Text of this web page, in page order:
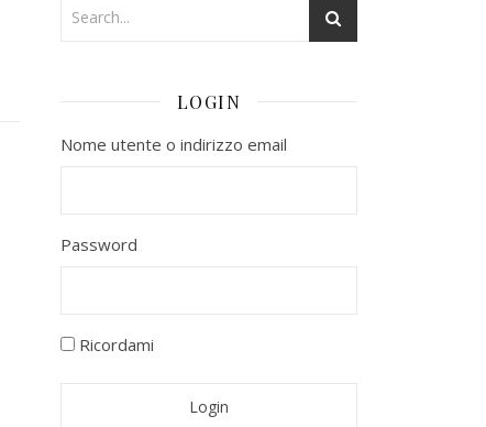
LOGIN
Nome utente o indirizzo email
Password
Ricordami